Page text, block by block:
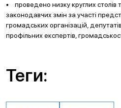
• проведено низку круглих столів
законодавчих змін за участі
громадських організацій,
профільних експертів,
Теги: